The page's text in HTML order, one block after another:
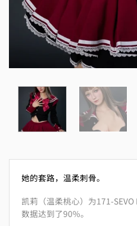
她的套路，温柔刺骨。
凯莉（温柔桃心）为171-
数据达到了90%。